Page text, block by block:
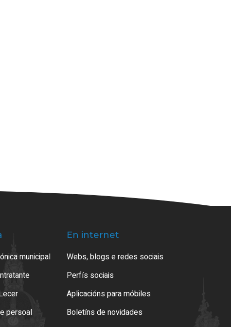
municipal
persoal
En internet
Webs, blogs e redes sociais
Perfís sociais
Aplicacións para móbiles
Boletíns de novidades